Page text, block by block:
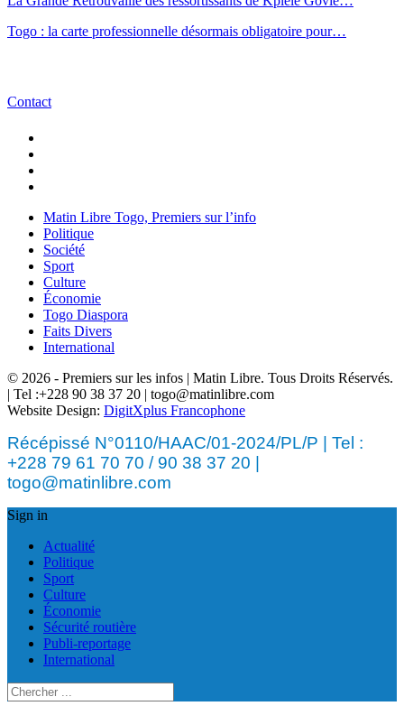
Togo : la carte professionnelle désormais obligatoire pour…
Contact
Matin Libre Togo, Premiers sur l’info
Politique
Société
Sport
Culture
Économie
Togo Diaspora
Faits Divers
International
© 2026 - Premiers sur les infos | Matin Libre. Tous Droits Réservés.
| Tel :+228 90 38 37 20 | togo@matinlibre.com
Website Design: DigitXplus Francophone
Récépissé N°0110/HAAC/01-2024/PL/P | Tel :
+228 79 61 70 70 / 90 38 37 20 |
togo@matinlibre.com
Sign in
Actualité
Politique
Sport
Culture
Économie
Sécurité routière
Publi-reportage
International